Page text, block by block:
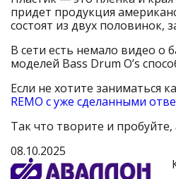
придет продукция
состоят из двух половинок,
В сети есть немало видео о
моделей Bass Drum O’s
Если не хотите заниматься
REMO с уже сделанными
Так что творите и
08.10.2025